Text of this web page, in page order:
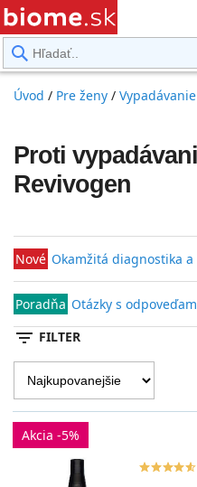
Úvod / Pre ženy /
Proti
Revivogen
Nové Okamžitá diagnostika
Poradňa Otázky s
filter_list FILTER
Akcia -5%
star_borderstar_borderstar_borderstar_borderstar_border
starstarstarstarstar